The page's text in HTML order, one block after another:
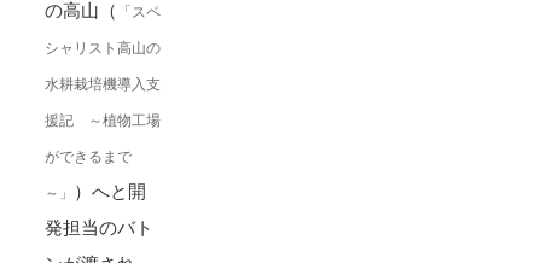
の高山（
「スペ
シャリスト高山の
水耕栽培機導入支
援記 ～植物工場
ができるまで
～」
）へと開
発担当のバト